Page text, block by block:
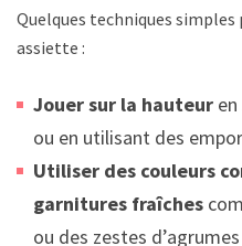
Quelques techniques
assiette :
Jouer sur la hauteur
ou en utilisant des
Utiliser des couleurs
garnitures fraîches
ou des zestes d’agrumes